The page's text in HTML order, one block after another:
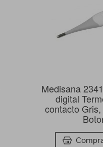
Medisana
digital
contacto